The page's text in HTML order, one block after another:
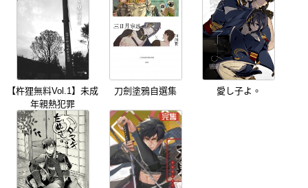
【杵狸無料Vol.1】未成
年親熱犯罪
刀劍塗鴉自選集 愛し子よ。